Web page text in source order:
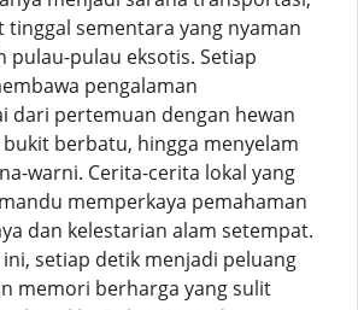
sementara yang nyaman
pulau-pulau eksotis. Setiap
pengalaman
dari pertemuan dengan hewan
berbatu, hingga menyelam
warni. Cerita-cerita lokal yang
memperkaya pemahaman
dan kelestarian alam setempat.
setiap detik menjadi peluang
memori berharga yang sulit